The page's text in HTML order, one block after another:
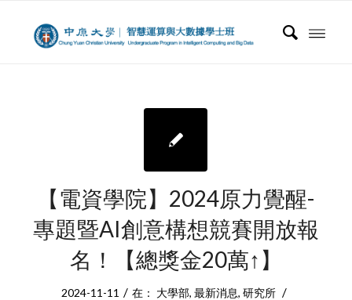
【電資學院】2024原力覺醒-
專題暨AI創意構想競賽開放報
名！【總獎金20萬↑】
2024-11-11 / 在： 大學部, 最新消息, 研究所 /